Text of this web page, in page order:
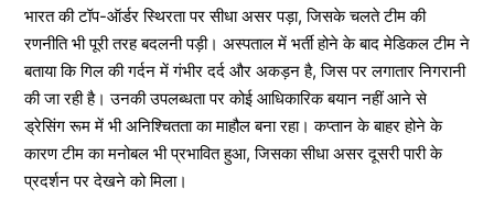
भारत की टॉप-ऑर्डर स्थिरता पर सीधा असर पड़ा, जिसके चलते टीम की
रणनीति भी पूरी तरह बदलनी पड़ी। अस्पताल में भर्ती होने के बाद मेडिकल टीम ने
बताया कि गिल की गर्दन में गंभीर दर्द और अकड़न है, जिस पर लगातार निगरानी
की जा रही है। उनकी उपलब्धता पर कोई आधिकारिक बयान नहीं आने से
ड्रेसिंग रूम में भी अनिश्चितता का माहौल बना रहा। कप्तान के बाहर होने के
कारण टीम का मनोबल भी प्रभावित हुआ, जिसका सीधा असर दूसरी पारी के
प्रदर्शन पर देखने को मिला।